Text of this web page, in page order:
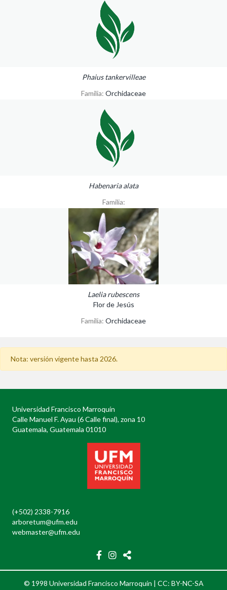
Phaius tankervilleae
Familia: Orchidaceae
Habenaria alata
Familia:
Laelia rubescens
Flor de Jesús
Familia: Orchidaceae
Nota: versión vigente hasta 2026.
Universidad Francisco Marroquín
Calle Manuel F. Ayau (6 Calle final), zona 10
Guatemala, Guatemala 01010
(+502) 2338-7916
arboretum@ufm.edu
webmaster@ufm.edu
© 1998 Universidad Francisco Marroquín | CC: BY-NC-SA